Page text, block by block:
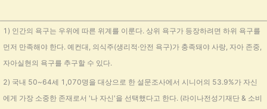
1) 인간의 욕구는 우위에 따른 위계를 이룬다. 상위 욕구가 등장하려면 하위 욕구를
먼저 만족해야 한다. 예컨대, 의식주(생리적·안전 욕구)가 충족돼야 사랑, 자아 존중,
자아실현의 욕구를 추구할 수 있다.
2) 국내 50~64세 1,070명을 대상으로 한 설문조사에서 시니어의 53.9%가 자신
에게 가장 소중한 존재로서 '나 자신'을 선택했다고 한다. (라이나전성기재단 & 소비